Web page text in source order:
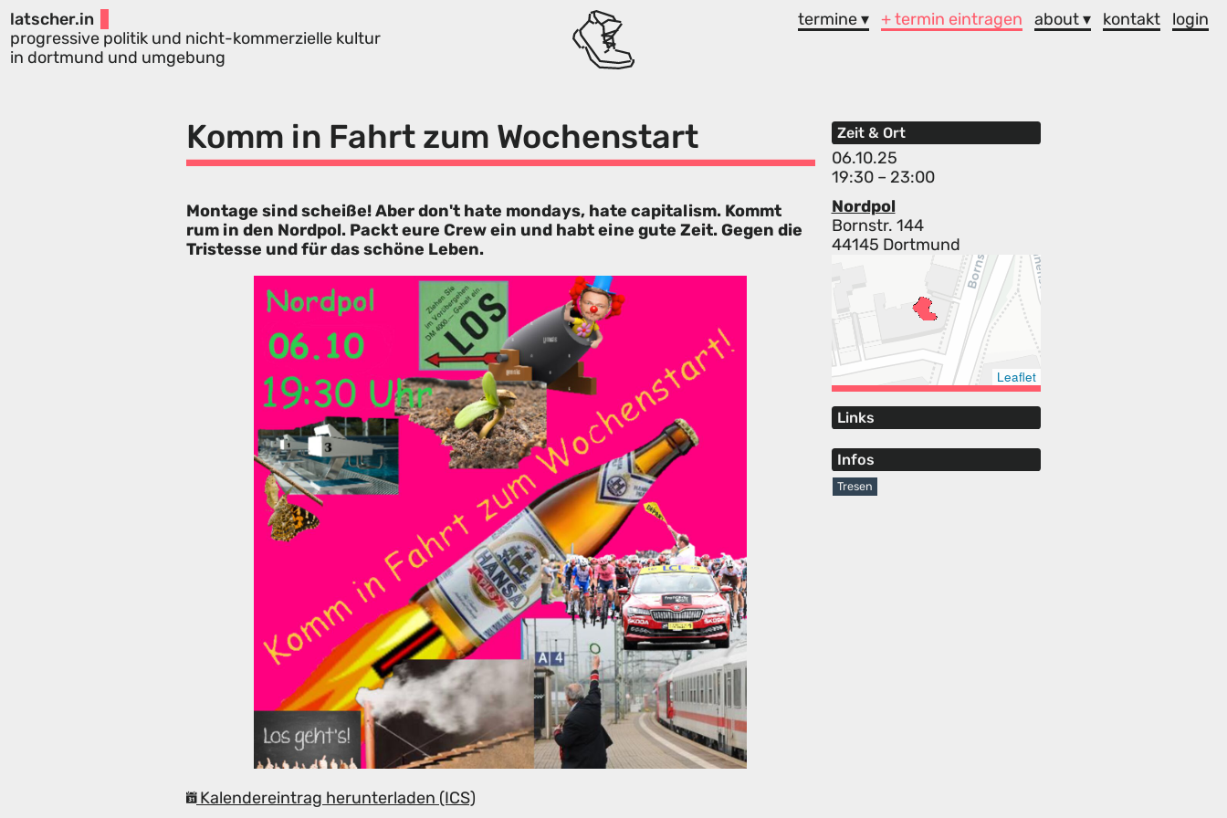
latscher.in
progressive politik und nicht-kommerzielle kultur
in dortmund und umgebung
termine ▾ + termin eintragen about ▾ kontakt login
Komm in Fahrt zum Wochenstart Zeit & Ort
06.10.25
19:30 – 23:00
Nordpol
Bornstr. 144
44145 Dortmund
Leaflet
Links
Infos
Tresen
Montage sind scheiße! Aber don't hate mondays, hate capitalism. Kommt
rum in den Nordpol. Packt eure Crew ein und habt eine gute Zeit. Gegen die
Tristesse und für das schöne Leben.
Kalendereintrag herunterladen (ICS)